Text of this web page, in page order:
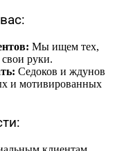
Мы ищем тех,
руки.
Седоков и ждунов
и мотивированных